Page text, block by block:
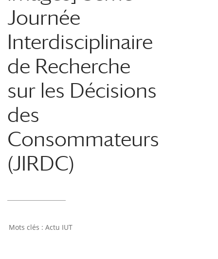
Journée
Interdisciplinaire
de Recherche
sur les Décisions
des
Consommateurs
(JIRDC)
Actu IUT